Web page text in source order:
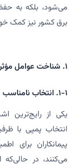
می‌شود، بلکه به
برق کشور نیز کمک
۱. شناخت عوامل مؤثر بر مصرف
۱-۱. انتخاب نامناسب ظرفیت پمپ
یکی از رایج‌ترین
انتخاب پمپی با
پیمانکاران برای
می‌کنند، در